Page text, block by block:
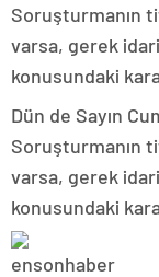
Soruşturmanın
varsa, gerek
konusundaki
Dün de Sayın
Soruşturmanın
varsa, gerek
konusundaki